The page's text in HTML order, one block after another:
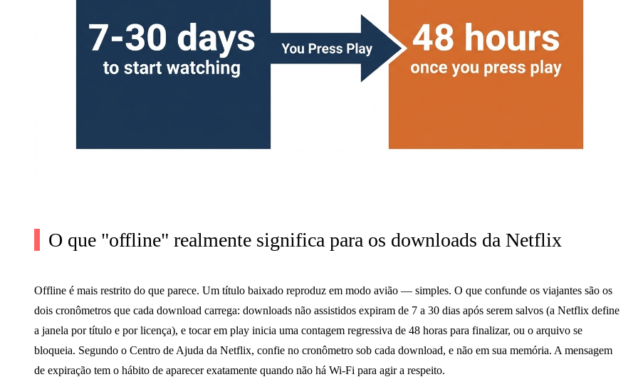
O que "offline" realmente significa para os downloads da Netflix
Offline é mais restrito do que parece. Um título baixado reproduz em modo avião — simples. O que confunde os viajantes são os
dois cronômetros que cada download carrega: downloads não assistidos expiram de 7 a 30 dias após serem salvos (a Netflix define
a janela por título e por licença), e tocar em play inicia uma contagem regressiva de 48 horas para finalizar, ou o arquivo se
bloqueia. Segundo o Centro de Ajuda da Netflix, confie no cronômetro sob cada download, e não em sua memória. A mensagem
de expiração tem o hábito de aparecer exatamente quando não há Wi-Fi para agir a respeito.